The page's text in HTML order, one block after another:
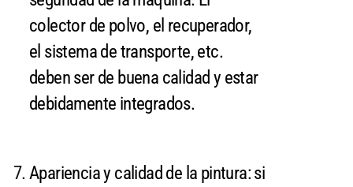
colector de polvo, el recuperador,
el sistema de transporte, etc.
deben ser de buena calidad y estar
debidamente integrados.
Apariencia y calidad de la pintura: si